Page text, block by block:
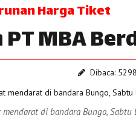
Harga Tiket
MBA
Dibaca:
mendarat di bandara Bungo, Sabtu